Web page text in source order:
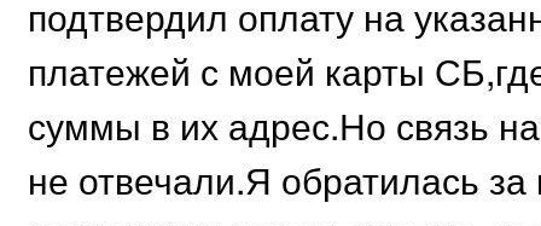
подтвердил оплату на
платежей с моей карты
суммы в их адрес.Но связь
не отвечали.Я обратилась